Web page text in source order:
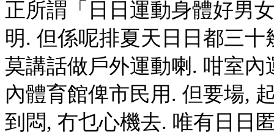
正所謂「日日運動身體好男
明. 但係呢排夏天日日都三
莫講話做戶外運動喇. 咁室
內體育館俾市民用. 但要場,
到悶, 冇乜心機去. 唯有日日